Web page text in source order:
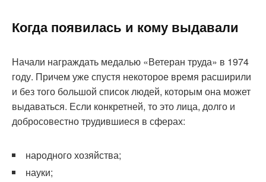
Когда появилась и кому выдавали
Начали награждать медалью «Ветеран труда» в 1974
году. Причем уже спустя некоторое время расширили
и без того большой список людей, которым она может
выдаваться. Если конкретней, то это лица, долго и
добросовестно трудившиеся в сферах:
народного хозяйства;
науки;